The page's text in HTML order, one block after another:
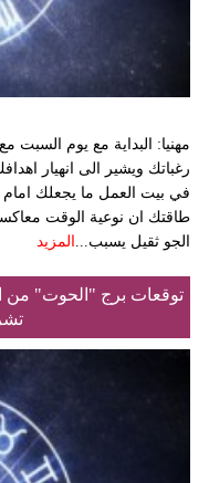
مهنيا: البداية مع يوم
رغباتك ويشير الى انهيار
في بيت العمل ما يجعلك
طاقتك ان نوعية الوقت
الجو ثقيل يسبب...
المزيد